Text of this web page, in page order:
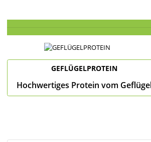
GEFLÜGELPROTEIN
Hochwertiges Protein vom